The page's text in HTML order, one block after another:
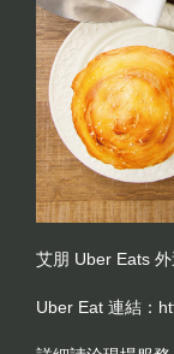
艾朋 Uber Eats
Uber Eat 連結：